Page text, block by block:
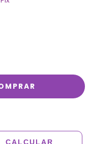
CALCULAR